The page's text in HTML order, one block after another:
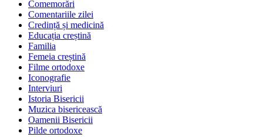
Comemorări
Comentariile zilei
Credință și medicină
Educația creștină
Familia
Femeia creștină
Filme ortodoxe
Iconografie
Interviuri
Istoria Bisericii
Muzica bisericească
Oamenii Bisericii
Pilde ortodoxe